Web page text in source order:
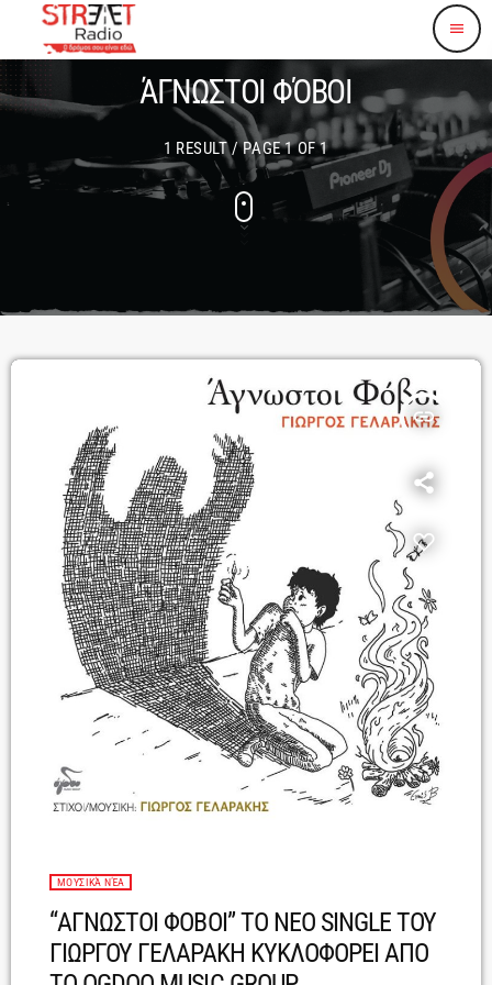
menu
ΆΓΝΩΣΤΟΙ ΦΌΒΟΙ
1 RESULT / PAGE 1 OF 1
insert_link
ΜΟΥΣΙΚΆ ΝΈΑ
“ΑΓΝΩΣΤΟΙ ΦΟΒΟΙ” ΤΟ ΝΕΟ SINGLE ΤΟΥ
ΓΙΩΡΓΟΥ ΓΕΛΑΡΑΚΗ ΚΥΚΛΟΦΟΡΕΙ ΑΠΟ